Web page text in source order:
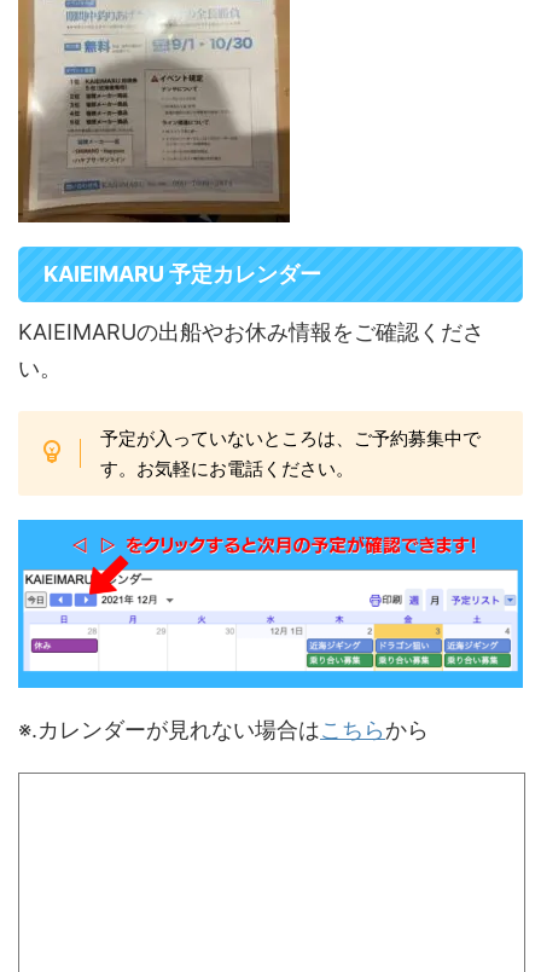
KAIEIMARU 予定カレンダー
KAIEIMARUの出船やお休み情報をご確認くださ
い。
予定が入っていないところは、ご予約募集中で
す。お気軽にお電話ください。
※.カレンダーが見れない場合はこちらから